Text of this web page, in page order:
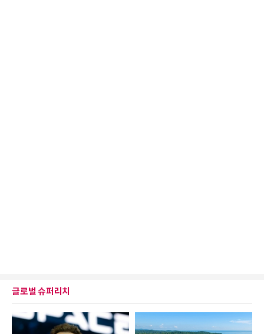
글로벌 슈퍼리치